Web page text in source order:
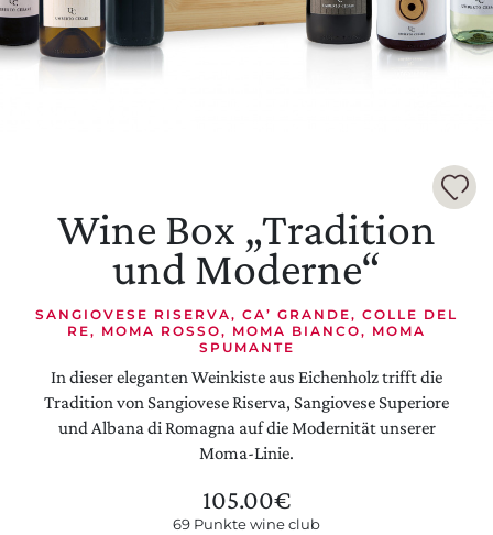
In welches Land soll der Wein versendet
werden?
ITALIA/SAN MARINO
Wine Box „Tradition
und Moderne“
SANGIOVESE RISERVA, CA’ GRANDE, COLLE DEL
RE, MOMA ROSSO, MOMA BIANCO, MOMA
SPUMANTE
In dieser eleganten Weinkiste aus Eichenholz trifft die
Tradition von Sangiovese Riserva, Sangiovese Superiore
und Albana di Romagna auf die Modernität unserer
Moma-Linie.
105.00€
69 Punkte wine club